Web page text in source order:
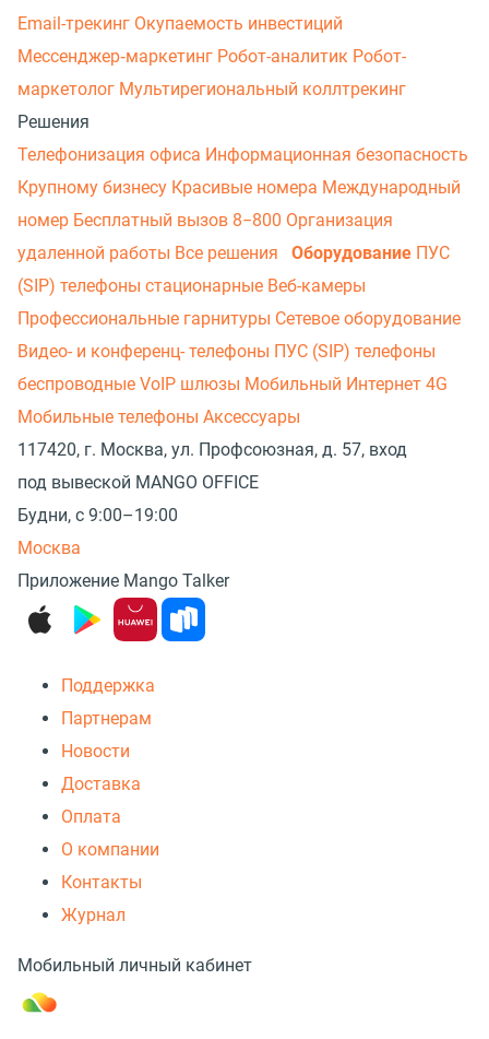
Email-трекинг Окупаемость инвестиций
Мессенджер‑маркетинг Робот-аналитик Робот-
маркетолог Мультирегиональный коллтрекинг
Решения
Телефонизация офиса Информационная безопасность
Крупному бизнесу Красивые номера Международный
номер Бесплатный вызов 8−800 Организация
удаленной работы Все решения Оборудование ПУС
(SIP) телефоны стационарные Веб-камеры
Профессиональные гарнитуры Сетевое оборудование
Видео- и конференц- телефоны ПУС (SIP) телефоны
беспроводные VoIP шлюзы Мобильный Интернет 4G
Мобильные телефоны Аксессуары
117420, г. Москва, ул. Профсоюзная, д. 57, вход
под вывеской MANGO OFFICE
Будни, с 9:00–19:00
Москва
Приложение Mango Talker
Поддержка
Партнерам
Новости
Доставка
Оплата
О компании
Контакты
Журнал
Мобильный личный кабинет